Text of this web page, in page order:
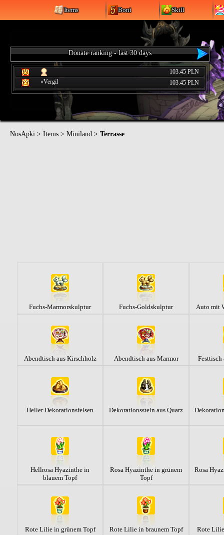
Items Boni Skill
Donate ranking - last 30 days
103.45 PLN
»Vergil
103.45 PLN
NosApki > Items > Miniland > Terrasse
Fuchs-Marmorskulptur Fuchs-Goldskulptur Auto mit
Abendtisch aus Kirschholz Abendtisch aus Marmor Festtisch
Heller Dekorationsfelsen Dekorationsstein aus Quarz
Hellrosa Hyazinthe in
blauem Topf
Rosa Hyazinthe in grünem
Topf
Rosa
Rote Lilie in grünem Topf Rote Lilie in braunem Topf Rote